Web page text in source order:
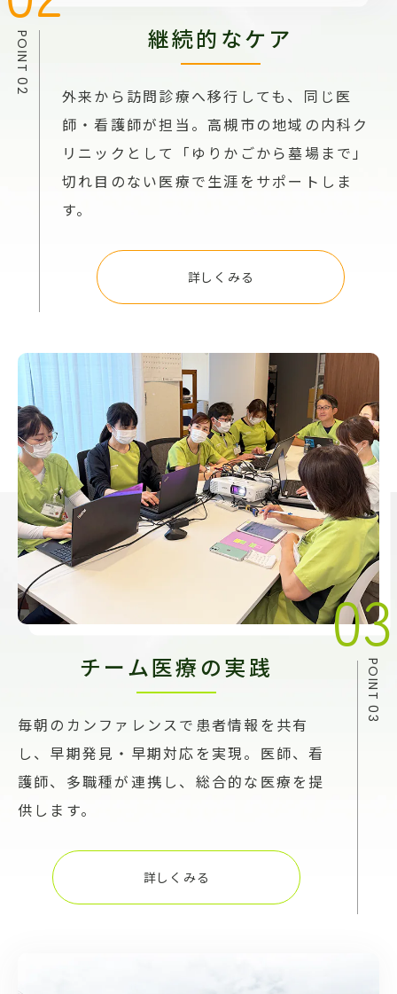
継続的なケア
外来から訪問診療へ移行しても、同じ医
師・看護師が担当。高槻市の地域の内科ク
リニックとして「ゆりかごから墓場まで」
切れ目のない医療で生涯をサポートしま
す。
詳しくみる
チーム医療の実践
毎朝のカンファレンスで患者情報を共有
し、早期発見・早期対応を実現。医師、看
護師、多職種が連携し、総合的な医療を提
供します。
詳しくみる